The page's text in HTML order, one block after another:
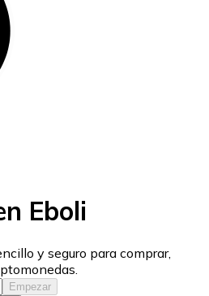
Eboli
y seguro para comprar,
Empezar